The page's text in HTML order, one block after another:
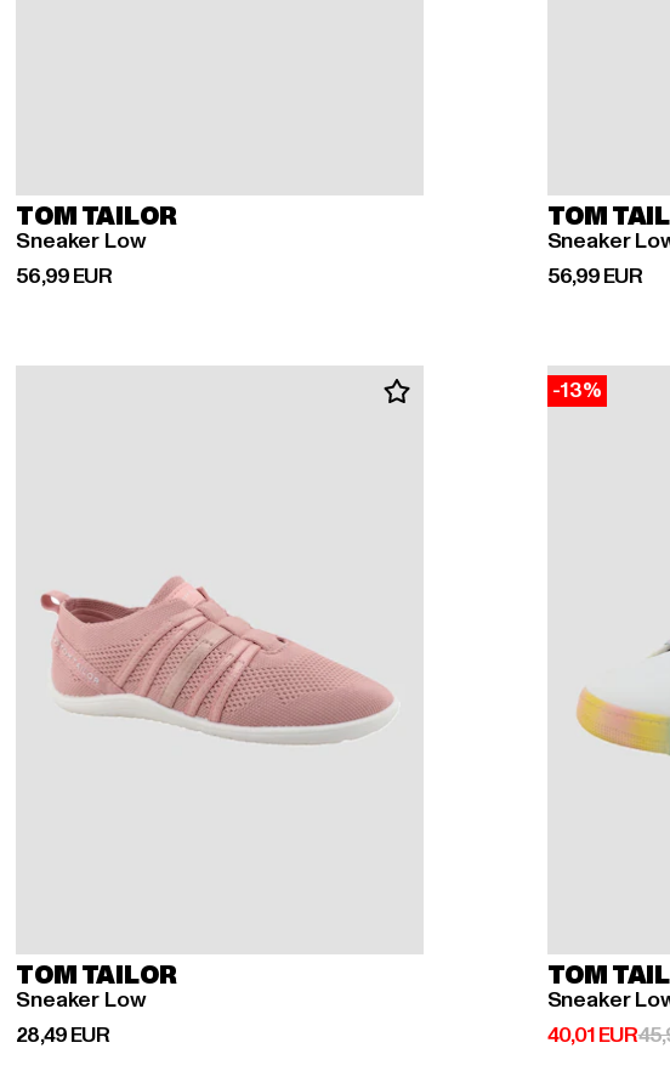
TOM TAILOR
Sneaker Low
56,99 EUR
Ajankohtainen hinta: 56,99 EUR
TOM
Sneaker
56,99 EUR
TOM TAILOR
Sneaker Low
28,49 EUR
Ajankohtainen hinta: 28,49 EUR
-13%
TOM
Sneaker
40,01 EUR